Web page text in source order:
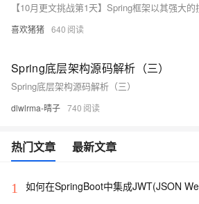
喜欢猪猪 640
Spring底层架构源码解析（三）
Spring底层架构源码解析（三）
dlwlrma-晴子 740
热门文章 最新文章
1
如何在SpringBoot中集成JWT(JSON